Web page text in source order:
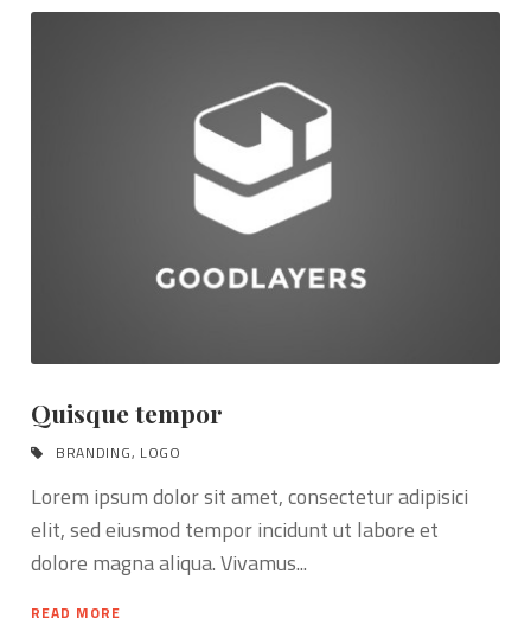
Quisque tempor
BRANDING, LOGO
Lorem ipsum dolor sit amet, consectetur adipisici
elit, sed eiusmod tempor incidunt ut labore et
dolore magna aliqua. Vivamus...
READ MORE